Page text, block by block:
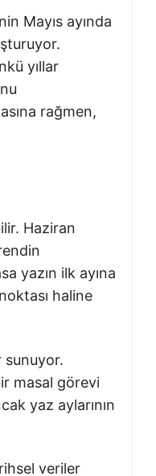
Mayıs ayında
yıllar
rağmen,
Haziran
yazın ilk ayına
haline
sunuyor.
masal görevi
yaz aylarının
veriler